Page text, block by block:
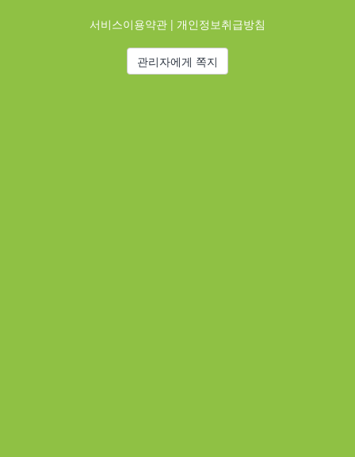
서비스이용약관 | 개인정보취급방침
관리자에게 쪽지